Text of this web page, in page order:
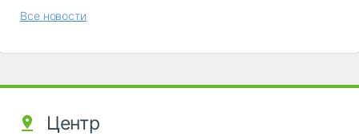
Все новости
Центр